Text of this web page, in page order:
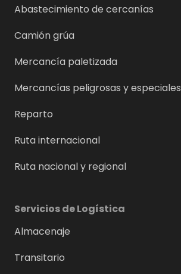
Abastecimiento de cercanías
Camión grúa
Mercancía paletizada
Mercancías peligrosas y especiales
Reparto
Ruta internacional
Ruta nacional y regional
Servicios de Logística
Almacenaje
Transitario